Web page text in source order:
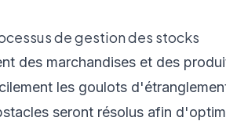
de gestion des stocks
des marchandises et des
les goulots
seront résolus afin